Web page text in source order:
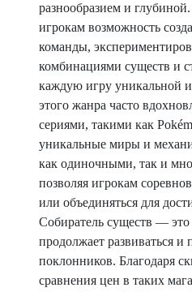
разнообразием и
игрокам возможность
команды,
комбинациями существ и
каждую игру уникальной
этого жанра часто
сериями, такими как
уникальные миры и
как одиночными, так и
позволяя игрокам
или объединяться для
Собиратель существ —
продолжает развиваться и
поклонников. Благодаря
сравнения цен в таких